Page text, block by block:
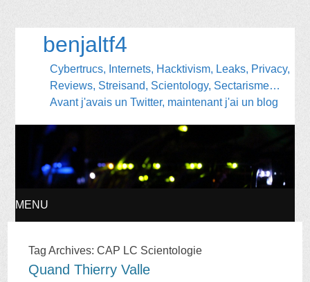
benjaltf4
Cybertrucs, Internets, Hacktivism, Leaks, Privacy,
Reviews, Streisand, Scientology, Sectarisme…
Avant j'avais un Twitter, maintenant j'ai un blog
MENU
TO
Tag Archives:CAP LC Scientologie
Quand Thierry Valle